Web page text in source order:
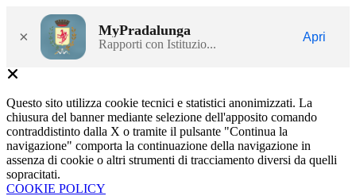
× MyPradalunga
Rapporti con Istituzio...
Apri
Questo sito utilizza cookie tecnici e statistici anonimizzati. La
chiusura del banner mediante selezione dell'apposito comando
contraddistinto dalla X o tramite il pulsante "Continua la
navigazione" comporta la continuazione della navigazione in
assenza di cookie o altri strumenti di tracciamento diversi da quelli
sopracitati.
COOKIE POLICY